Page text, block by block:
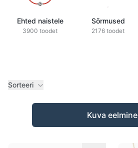
Ehted naistele
3900 toodet
Sõrmused
2176 toodet
Sorteeri
Tooted
Kuva eelmine